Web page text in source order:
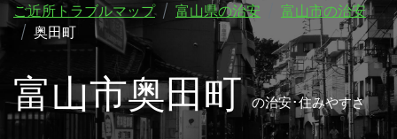
ご近所トラブルマップ 富山県の治安
富山市の治安
奥田町
富山市奥田町の治安･住みやすさ